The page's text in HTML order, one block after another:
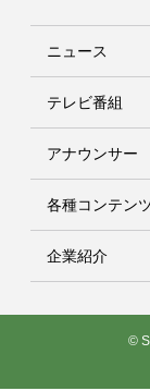
ニュース
テレビ番組
アナウンサー
各種コンテン
企業紹介
©